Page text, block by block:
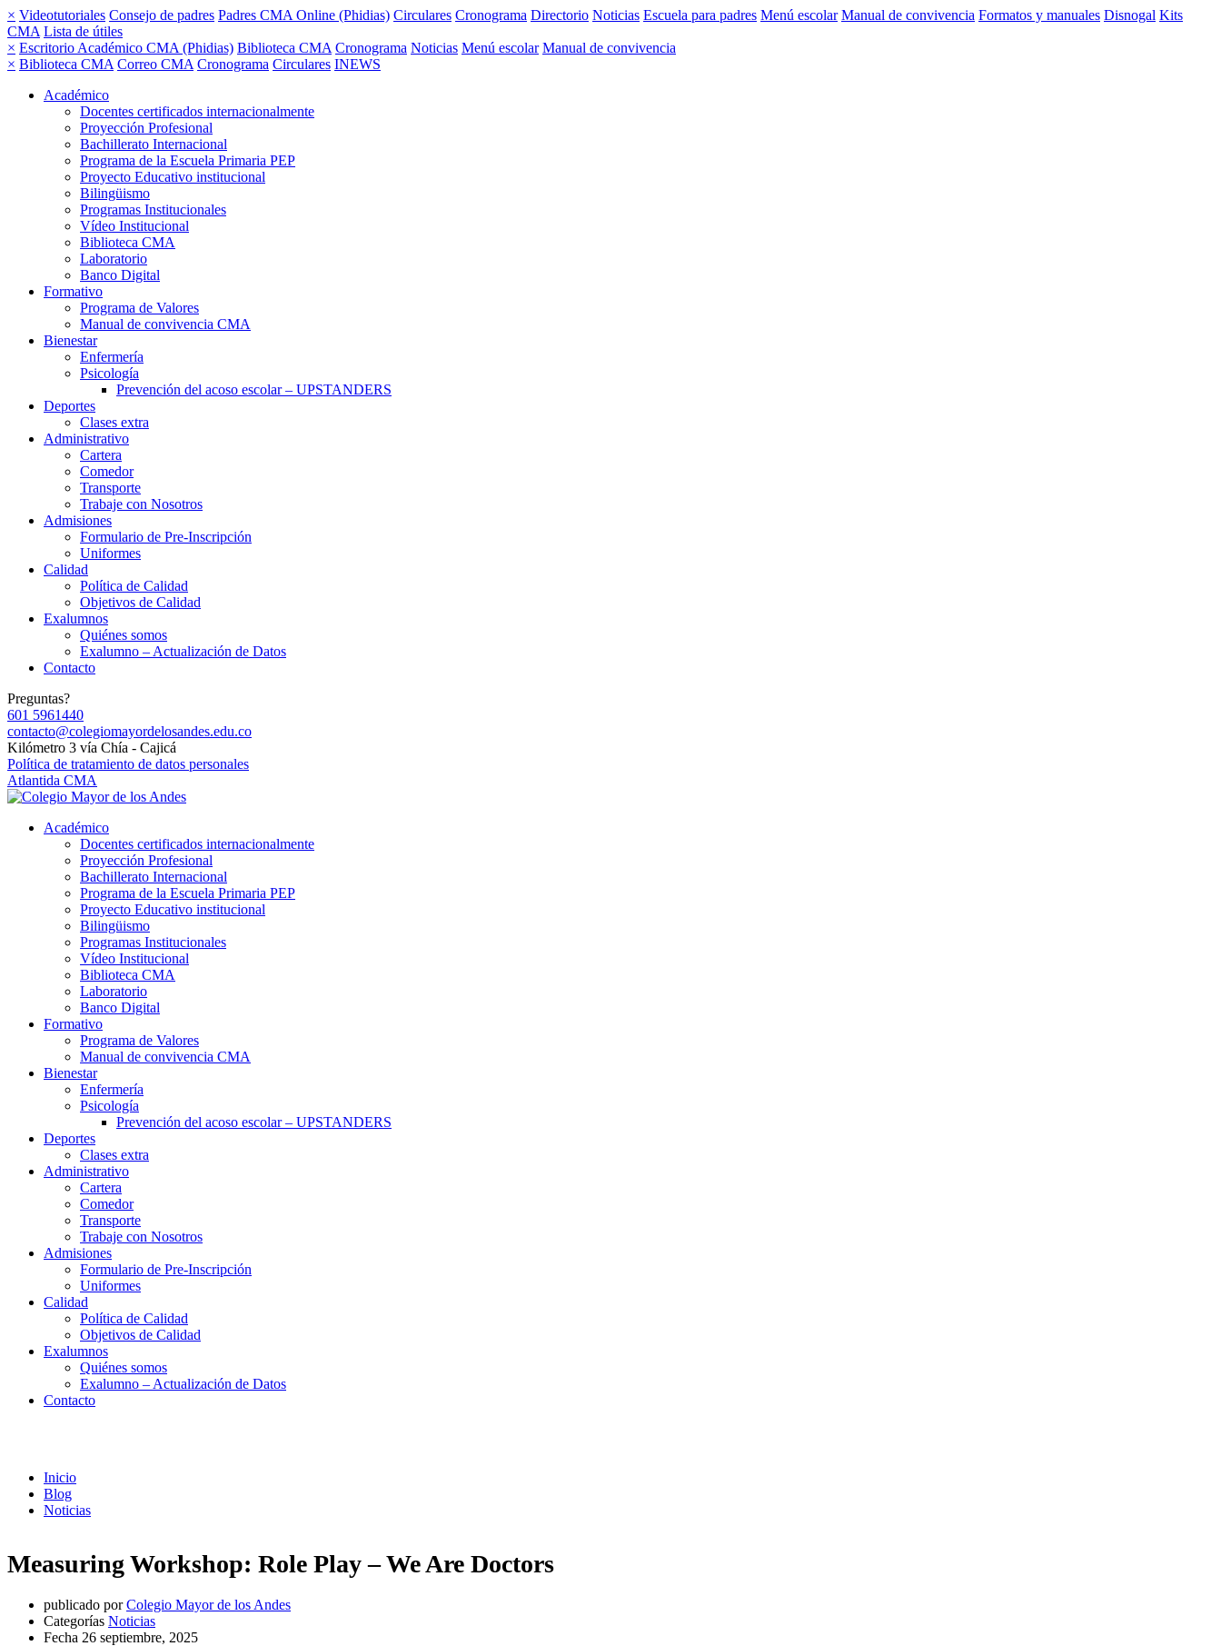
× Videotutoriales Consejo de padres Padres CMA Online (Phidias) Circulares Cronograma Directorio Noticias Escuela para padres Menú escolar Manual de convivencia Formatos y manuales Disnogal Kits
CMA Lista de útiles
× Escritorio Académico CMA (Phidias) Biblioteca CMA Cronograma Noticias Menú escolar Manual de convivencia
× Biblioteca CMA Correo CMA Cronograma Circulares INEWS
Académico
Docentes certificados internacionalmente
Proyección Profesional
Bachillerato Internacional
Programa de la Escuela Primaria PEP
Proyecto Educativo institucional
Bilingüismo
Programas Institucionales
Vídeo Institucional
Biblioteca CMA
Laboratorio
Banco Digital
Formativo
Programa de Valores
Manual de convivencia CMA
Bienestar
Enfermería
Psicología
Prevención del acoso escolar – UPSTANDERS
Deportes
Clases extra
Administrativo
Cartera
Comedor
Transporte
Trabaje con Nosotros
Admisiones
Formulario de Pre-Inscripción
Uniformes
Calidad
Política de Calidad
Objetivos de Calidad
Exalumnos
Quiénes somos
Exalumno – Actualización de Datos
Contacto
Preguntas?
601 5961440
contacto@colegiomayordelosandes.edu.co
Kilómetro 3 vía Chía - Cajicá
Política de tratamiento de datos personales
Atlantida CMA
Académico
Docentes certificados internacionalmente
Proyección Profesional
Bachillerato Internacional
Programa de la Escuela Primaria PEP
Proyecto Educativo institucional
Bilingüismo
Programas Institucionales
Vídeo Institucional
Biblioteca CMA
Laboratorio
Banco Digital
Formativo
Programa de Valores
Manual de convivencia CMA
Bienestar
Enfermería
Psicología
Prevención del acoso escolar – UPSTANDERS
Deportes
Clases extra
Administrativo
Cartera
Comedor
Transporte
Trabaje con Nosotros
Admisiones
Formulario de Pre-Inscripción
Uniformes
Calidad
Política de Calidad
Objetivos de Calidad
Exalumnos
Quiénes somos
Exalumno – Actualización de Datos
Contacto
Inicio
Blog
Noticias
Measuring Workshop: Role Play – We Are Doctors
publicado por Colegio Mayor de los Andes
Categorías Noticias
Fecha 26 septiembre, 2025